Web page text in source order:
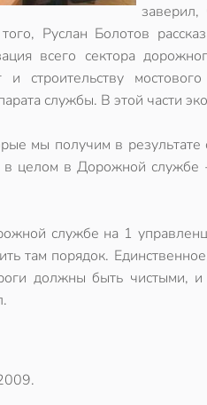
Руслан Болотов
всего сектора
и строительству
службы. В этой части
мы получим в
в целом в Дорожной службе
службе на 1
там порядок.
должны быть чистыми,
.